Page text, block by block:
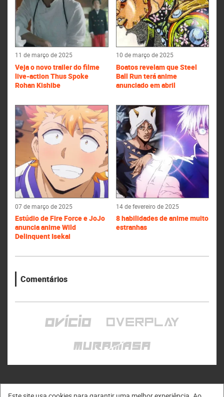
11 de março de 2025
Veja o novo trailer do filme
live-action Thus Spoke
Rohan Kishibe
10 de março de 2025
Boatos revelam que Steel
Ball Run terá anime
anunciado em abril
07 de março de 2025
Estúdio de Fire Force e JoJo
anuncia anime Wild
Delinquent Isekai
14 de fevereiro de 2025
8 habilidades de anime muito
estranhas
Comentários